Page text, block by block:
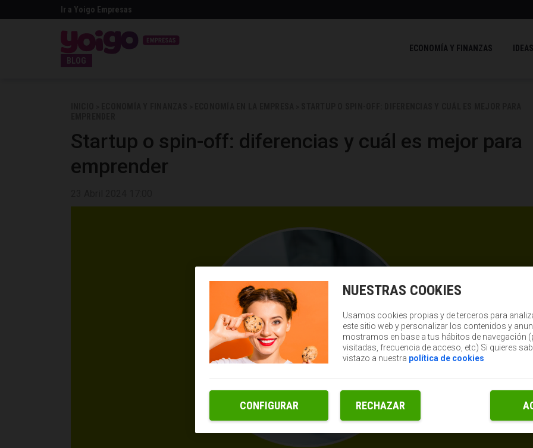
Ir a Yoigo Empresas
BLOG
ECONOMÍA Y FINANZAS
Startup o spin-off: diferencias y cuál es mejor para
emprender
NUESTRAS COOKIES
Usamos cookies propias y de terceros para
este sitio web y personalizar los contenidos y
mostramos en base a tus hábitos de navegación
visitadas, frecuencia de acceso, etc) Si quieres
vistazo a nuestra política de cookies
RECHAZAR
CONFIGURAR